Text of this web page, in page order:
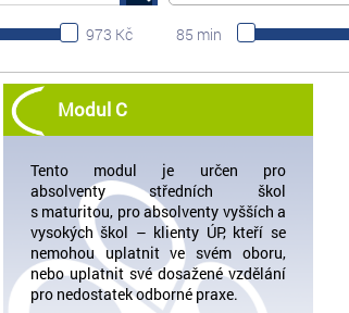
973 Kč 85 min
Modul C
Tento modul je určen pro
absolventy středních škol
s maturitou, pro absolventy vyšších a
vysokých škol – klienty ÚP, kteří se
nemohou uplatnit ve svém oboru,
nebo uplatnit své dosažené vzdělání
pro nedostatek odborné praxe.